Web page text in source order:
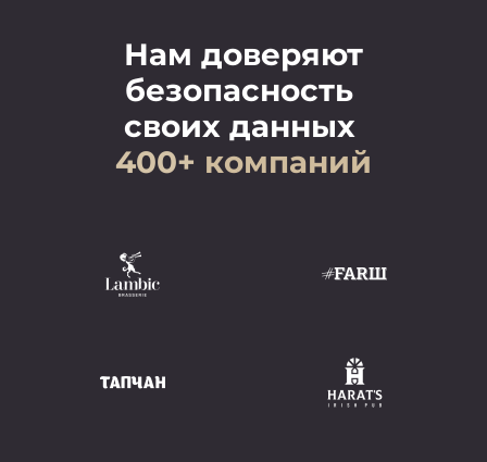
Нам доверяют
безопасность
своих данных
400+ компаний